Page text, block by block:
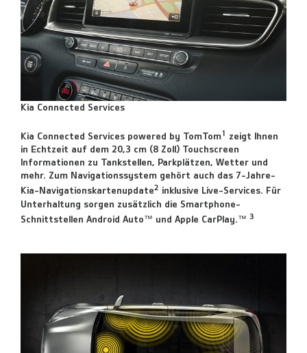
Kia Connected Services
Kia Connected Services powered by TomTom1 zeigt Ihnen
in Echtzeit auf dem 20,3 cm (8 Zoll) Touchscreen
Informationen zu Tankstellen, Parkplätzen, Wetter und
mehr. Zum Navigationssystem gehört auch das 7-Jahre-
Kia-Navigationskartenupdate2 inklusive Live-Services. Für
Unterhaltung sorgen zusätzlich die Smartphone-
Schnittstellen Android Auto™ und Apple CarPlay.™ 3